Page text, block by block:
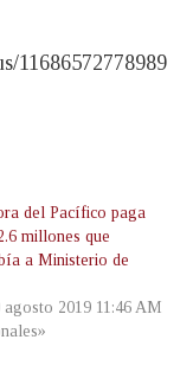
11686572778989
del Pacífico paga
millones que
a Ministerio de
agosto 2019 11:46 AM